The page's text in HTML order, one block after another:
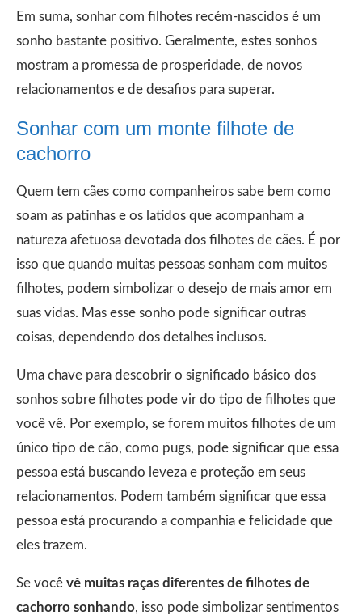
Em suma, sonhar com filhotes recém-nascidos é um
sonho bastante positivo. Geralmente, estes sonhos
mostram a promessa de prosperidade, de novos
relacionamentos e de desafios para superar.
Sonhar com um monte filhote de
cachorro
Quem tem cães como companheiros sabe bem como
soam as patinhas e os latidos que acompanham a
natureza afetuosa devotada dos filhotes de cães. É por
isso que quando muitas pessoas sonham com muitos
filhotes, podem simbolizar o desejo de mais amor em
suas vidas. Mas esse sonho pode significar outras
coisas, dependendo dos detalhes inclusos.
Uma chave para descobrir o significado básico dos
sonhos sobre filhotes pode vir do tipo de filhotes que
você vê. Por exemplo, se forem muitos filhotes de um
único tipo de cão, como pugs, pode significar que essa
pessoa está buscando leveza e proteção em seus
relacionamentos. Podem também significar que essa
pessoa está procurando a companhia e felicidade que
eles trazem.
Se você vê muitas raças diferentes de filhotes de
cachorro sonhando, isso pode simbolizar sentimentos